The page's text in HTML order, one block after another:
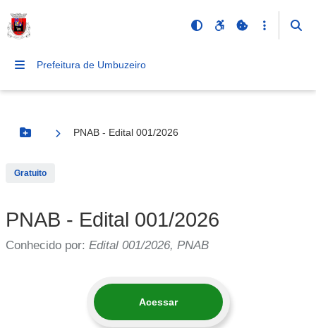
Prefeitura de Umbuzeiro
Botão Menu
PNAB - Edital 001/2026
Gratuito
PNAB - Edital 001/2026
Conhecido por: Edital 001/2026, PNAB
Acessar